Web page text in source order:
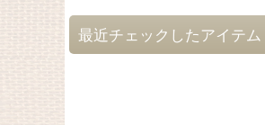
最近チェックしたアイテム